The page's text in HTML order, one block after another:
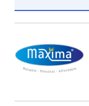
Institutie*
Nume contact*